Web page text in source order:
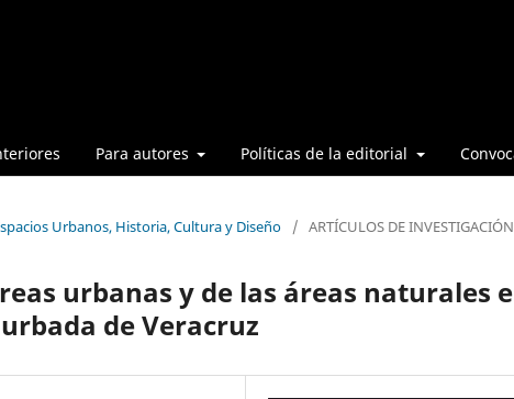
Para autores Políticas de la editorial
Urbanos, Historia, Cultura y Diseño / ARTÍCULOS DE INVESTIGACIÓN
urbanas y de las áreas naturales
de Veracruz